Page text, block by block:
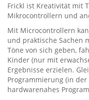
Frickl ist Kreativität mit
Mikrocontrollern und
Mit Microcontrollern
und praktische Sachen
Töne von sich geben,
Kinder (nur mit
Ergebnisse erzielen.
Programmierung (in
hardwarenahes